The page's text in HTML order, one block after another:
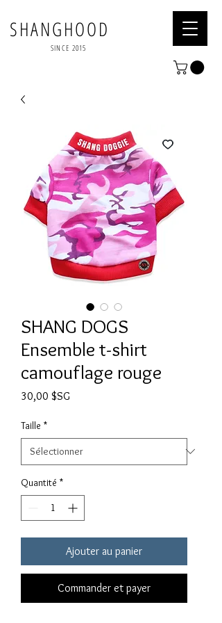
SHANGHOOD
SINCE 2015
SHANG DOGS
Ensemble t-shirt
camouflage rouge
30,00 $SG
Taille *
Quantité *
Ajouter au panier
Commander et payer